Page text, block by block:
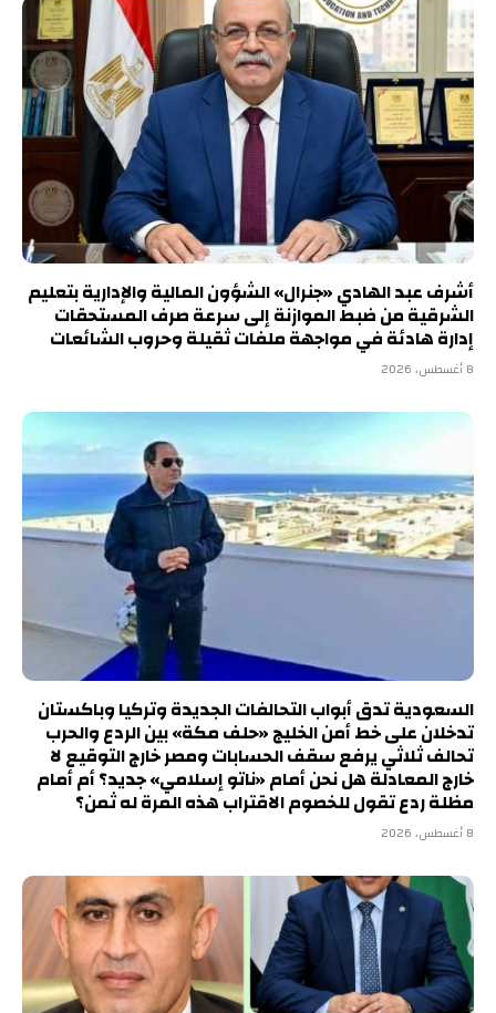
أشرف عبد الهادي «جنرال» الشؤون المالية والإدارية بتعليم
الشرقية من ضبط الموازنة إلى سرعة صرف المستحقات
إدارة هادئة في مواجهة ملفات ثقيلة وحروب الشائعات
8 أغسطس، 2026
السعودية تدق أبواب التحالفات الجديدة وتركيا وباكستان
تدخلان على خط أمن الخليج «حلف مكة» بين الردع والحرب
تحالف ثلاثي يرفع سقف الحسابات ومصر خارج التوقيع لا
خارج المعادلة هل نحن أمام «ناتو إسلامي» جديد؟ أم أمام
مظلة ردع تقول للخصوم الاقتراب هذه المرة له ثمن؟
8 أغسطس، 2026